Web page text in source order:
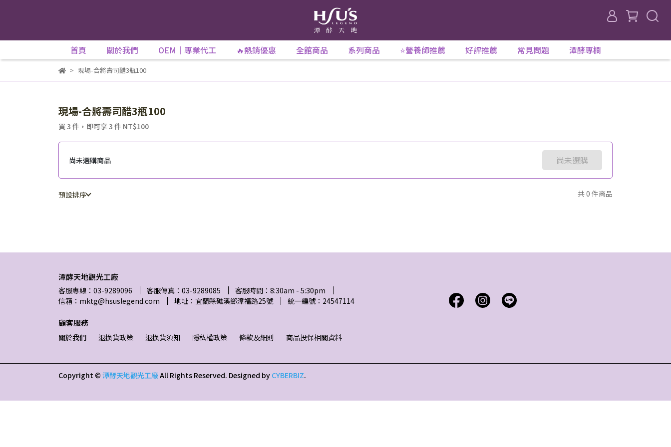
首頁 關於我們 OEM｜專業代工 🔥熱銷優惠 全館商品 系列商品 ⭐營養師推薦 好評推薦 常見問題 潭酵專欄
現場-合將壽司醋3瓶100
現場-合將壽司醋3瓶100
買 3 件， 即可享 3 件 NT$100
尚未選購商品 尚未選購
預設排序 共 0 件商品
潭酵天地觀光工廠
客服專線：03-9289096 客服傳真：03-9289085
客服時間：8:30am - 5:30pm
信箱：mktg@hsuslegend.com
地址：宜蘭縣礁溪鄉漳福路25號 統一編號：24547114
顧客服務
關於我們 退換貨政策 退換貨須知 隱私權政策 條款及細則 商品投保相關資料
Copyright © 潭酵天地觀光工廠All Rights Reserved. Designed by CYBERBIZ.